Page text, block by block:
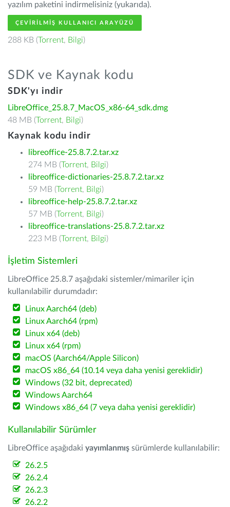
yazılım paketini indirmelisiniz (yukarıda).
ÇEVIRILMIŞ KULLANICI ARAYÜZÜ
288 KB (Torrent, Bilgi)
SDK ve Kaynak kodu
SDK'yı indir
LibreOffice_25.8.7_MacOS_x86-64_sdk.dmg
48 MB (Torrent, Bilgi)
Kaynak kodu indir
libreoffice-25.8.7.2.tar.xz
274 MB (Torrent, Bilgi)
libreoffice-dictionaries-25.8.7.2.tar.xz
59 MB (Torrent, Bilgi)
libreoffice-help-25.8.7.2.tar.xz
57 MB (Torrent, Bilgi)
libreoffice-translations-25.8.7.2.tar.xz
223 MB (Torrent, Bilgi)
İşletim Sistemleri
LibreOffice 25.8.7 aşağıdaki sistemler/mimariler için
kullanılabilir durumdadır:
Linux Aarch64 (deb)
Linux Aarch64 (rpm)
Linux x64 (deb)
Linux x64 (rpm)
macOS (Aarch64/Apple Silicon)
macOS x86_64 (10.14 veya daha yenisi gereklidir)
Windows (32 bit, deprecated)
Windows Aarch64
Windows x86_64 (7 veya daha yenisi gereklidir)
Kullanılabilir Sürümler
LibreOffice aşağıdaki yayımlanmış sürümlerde kullanılabilir:
26.2.5
26.2.4
26.2.3
26.2.2